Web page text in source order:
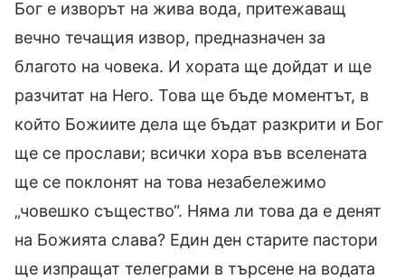
Бог е изворът на жива вода, притежаващ
вечно течащия извор, предназначен за
благото на човека. И хората ще дойдат и ще
разчитат на Него. Това ще бъде моментът, в
който Божиите дела ще бъдат разкрити и Бог
ще се прослави; всички хора във вселената
ще се поклонят на това незабележимо
„човешко същество“. Няма ли това да е денят
на Божията слава? Един ден старите пастори
ще изпращат телеграми в търсене на водата